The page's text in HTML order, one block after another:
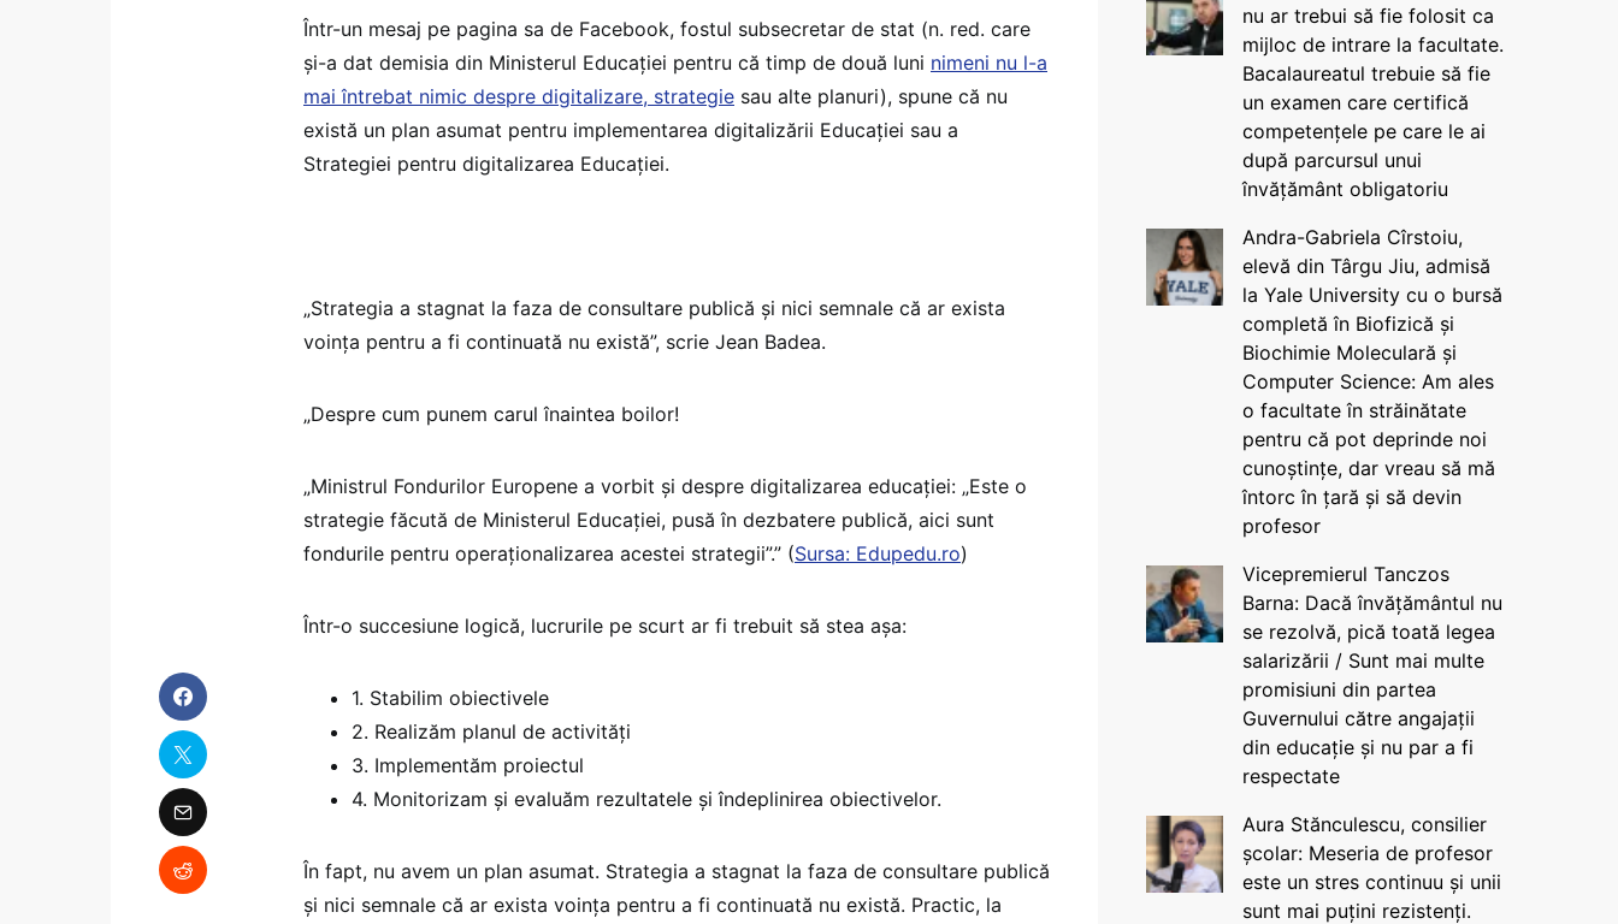
Într-un mesaj pe pagina sa de Facebook, fostul subsecretar de stat (n. red. care
și-a dat demisia din Ministerul Educației pentru că timp de două luni nimeni nu l-a
mai întrebat nimic despre digitalizare, strategie sau alte planuri), spune că nu
există un plan asumat pentru implementarea digitalizării Educației sau a
Strategiei pentru digitalizarea Educației.
„Strategia a stagnat la faza de consultare publică și nici semnale că ar exista
voința pentru a fi continuată nu există”, scrie Jean Badea.
„Despre cum punem carul înaintea boilor!
„Ministrul Fondurilor Europene a vorbit și despre digitalizarea educației: „Este o
strategie făcută de Ministerul Educației, pusă în dezbatere publică, aici sunt
fondurile pentru operaționalizarea acestei strategii”.” (Sursa: Edupedu.ro)
Într-o succesiune logică, lucrurile pe scurt ar fi trebuit să stea așa:
1. Stabilim obiectivele
2. Realizăm planul de activități
3. Implementăm proiectul
4. Monitorizam și evaluăm rezultatele și îndeplinirea obiectivelor.
În fapt, nu avem un plan asumat. Strategia a stagnat la faza de consultare publică
și nici semnale că ar exista voința pentru a fi continuată nu există. Practic, la
nu ar trebui să fie folosit ca
mijloc de intrare la facultate.
Bacalaureatul trebuie să fie
un examen care certifică
competențele pe care le ai
după parcursul unui
învățământ obligatoriu
Andra-Gabriela Cîrstoiu,
elevă din Târgu Jiu, admisă
la Yale University cu o bursă
completă în Biofizică și
Biochimie Moleculară și
Computer Science: Am ales
o facultate în străinătate
pentru că pot deprinde noi
cunoștințe, dar vreau să mă
întorc în țară și să devin
profesor
Vicepremierul Tanczos
Barna: Dacă învățământul nu
se rezolvă, pică toată legea
salarizării / Sunt mai multe
promisiuni din partea
Guvernului către angajații
din educație și nu par a fi
respectate
Aura Stănculescu, consilier
școlar: Meseria de profesor
este un stres continuu și unii
sunt mai puțini rezistenți.